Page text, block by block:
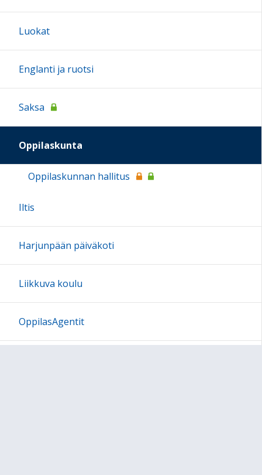
Luokat
Englanti ja ruotsi
Saksa
Oppilaskunta
Oppilaskunnan hallitus
Iltis
Harjunpään päiväkoti
Liikkuva koulu
OppilasAgentit